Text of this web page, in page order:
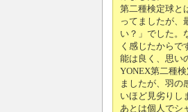
第二種検定球と
ってましたが、
い？」でした。
く感じたからで
能は良く、思い
YONEX第二種
ましたが、羽の
いほど見劣りし
あとは個人でシ